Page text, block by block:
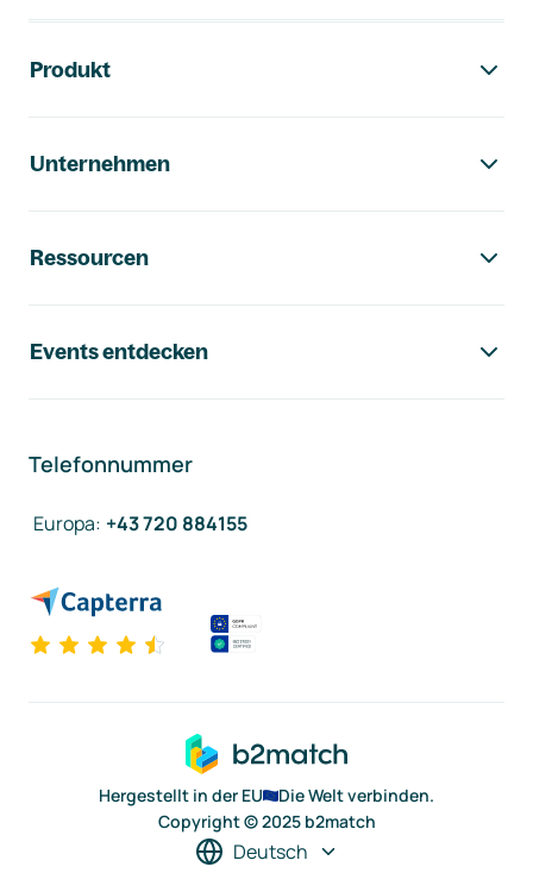
Produkt
Unternehmen
Ressourcen
Events entdecken
Telefonnummer
Europa: +43 720 884155
Hergestellt in der EU
Die Welt verbinden.
Copyright © 2025 b2match
Deutsch